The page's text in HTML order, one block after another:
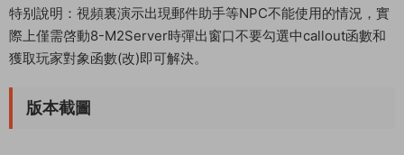
特别說明：視頻裏演示出現郵件助手等NPC不能使用的情況，實
際上僅需啓動8-M2Server時彈出窗口不要勾選中callout函數和
獲取玩家對象函數(改)即可解決。
版本截圖